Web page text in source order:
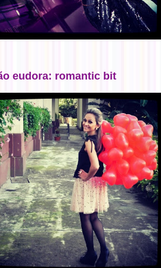
eudora: romantic bit